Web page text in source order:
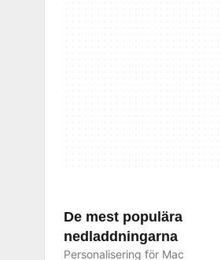
De mest populära
nedladdningarna
Personalisering för Mac